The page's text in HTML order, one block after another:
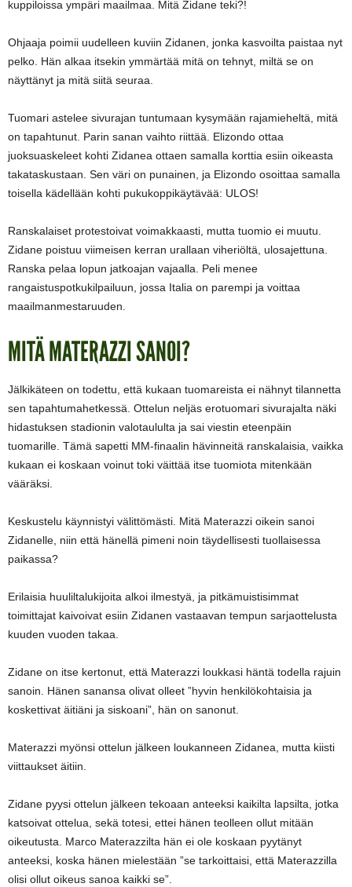
kuppiloissa ympäri maailmaa. Mitä Zidane teki?!
Ohjaaja poimii uudelleen kuviin Zidanen, jonka kasvoilta paistaa nyt
pelko. Hän alkaa itsekin ymmärtää mitä on tehnyt, miltä se on
näyttänyt ja mitä siitä seuraa.
Tuomari astelee sivurajan tuntumaan kysymään rajamieheltä, mitä
on tapahtunut. Parin sanan vaihto riittää. Elizondo ottaa
juoksuaskeleet kohti Zidanea ottaen samalla korttia esiin oikeasta
takataskustaan. Sen väri on punainen, ja Elizondo osoittaa samalla
toisella kädellään kohti pukukoppikäytävää: ULOS!
Ranskalaiset protestoivat voimakkaasti, mutta tuomio ei muutu.
Zidane poistuu viimeisen kerran urallaan viheriöltä, ulosajettuna.
Ranska pelaa lopun jatkoajan vajaalla. Peli menee
rangaistuspotkukilpailuun, jossa Italia on parempi ja voittaa
maailmanmestaruuden.
MITÄ MATERAZZI SANOI?
Jälkikäteen on todettu, että kukaan tuomareista ei nähnyt tilannetta
sen tapahtumahetkessä. Ottelun neljäs erotuomari sivurajalta näki
hidastuksen stadionin valotaululta ja sai viestin eteenpäin
tuomarille. Tämä sapetti MM-finaalin hävinneitä ranskalaisia, vaikka
kukaan ei koskaan voinut toki väittää itse tuomiota mitenkään
vääräksi.
Keskustelu käynnistyi välittömästi. Mitä Materazzi oikein sanoi
Zidanelle, niin että hänellä pimeni noin täydellisesti tuollaisessa
paikassa?
Erilaisia huuliltalukijoita alkoi ilmestyä, ja pitkämuistisimmat
toimittajat kaivoivat esiin Zidanen vastaavan tempun sarjaottelusta
kuuden vuoden takaa.
Zidane on itse kertonut, että Materazzi loukkasi häntä todella rajuin
sanoin. Hänen sanansa olivat olleet ”hyvin henkilökohtaisia ja
koskettivat äitiäni ja siskoani”, hän on sanonut.
Materazzi myönsi ottelun jälkeen loukanneen Zidanea, mutta kiisti
viittaukset äitiin.
Zidane pyysi ottelun jälkeen tekoaan anteeksi kaikilta lapsilta, jotka
katsoivat ottelua, sekä totesi, ettei hänen teolleen ollut mitään
oikeutusta. Marco Materazzilta hän ei ole koskaan pyytänyt
anteeksi, koska hänen mielestään ”se tarkoittaisi, että Materazzilla
olisi ollut oikeus sanoa kaikki se”.